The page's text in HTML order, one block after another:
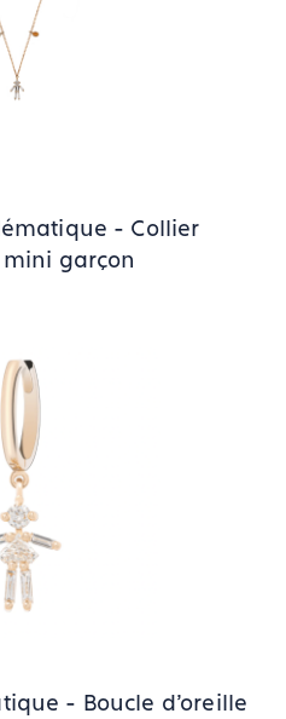
- Collier
mini garçon
- Boucle d’oreille